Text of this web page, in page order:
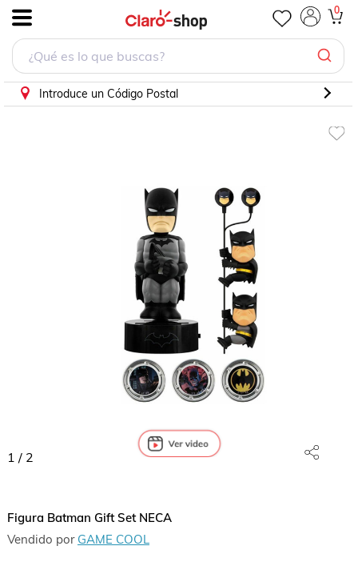
0
Introduce un Código Postal
1 / 2
Figura Batman Gift Set NECA
Vendido por GAME COOL
Figura Batman Gift Set NECA